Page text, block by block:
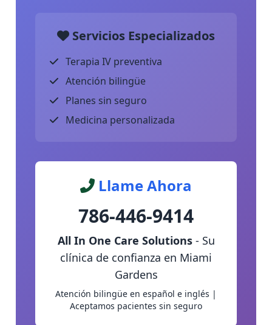
Servicios Especializados
Terapia IV preventiva
Atención bilingüe
Planes sin seguro
Medicina personalizada
Llame Ahora
786-446-9414
All In One Care Solutions- Su
clínica de confianza en Miami
Gardens
Atención bilingüe en español e inglés |
Aceptamos pacientes sin seguro